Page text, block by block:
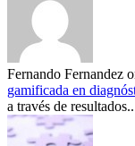
Fernando Fernandez
gamificada en
a través de